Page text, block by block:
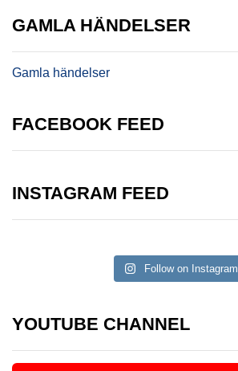
GAMLA HÄNDELSER
Gamla händelser
FACEBOOK FEED
INSTAGRAM FEED
Follow on Instagram
YOUTUBE CHANNEL